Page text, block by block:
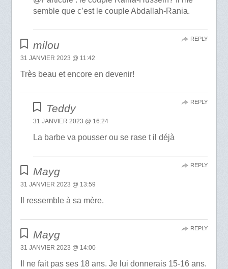
semble que c’est le couple Abdallah-Rania.
milou
31 JANVIER 2023 @ 11:42
Très beau et encore en devenir!
REPLY
Teddy
31 JANVIER 2023 @ 16:24
La barbe va pousser ou se rase t il déjà
REPLY
Mayg
31 JANVIER 2023 @ 13:59
Il ressemble à sa mère.
REPLY
Mayg
31 JANVIER 2023 @ 14:00
Il ne fait pas ses 18 ans. Je lui donnerais 15-16 ans.
REPLY